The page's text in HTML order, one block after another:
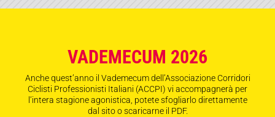
VADEMECUM 2026
Anche quest’anno il Vademecum dell’Associazione Corridori
Ciclisti Professionisti Italiani (ACCPI) vi accompagnerà per
l’intera stagione agonistica, potete sfogliarlo direttamente
dal sito o scaricarne il PDF.